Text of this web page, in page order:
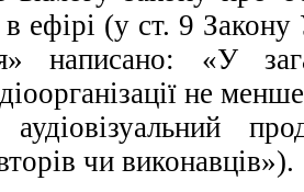
в ефірі (у ст. 9
написано: «У
не
аудіовізуальний
чи виконавців»).